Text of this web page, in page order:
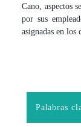
Cano, aspectos
por sus
asignadas en los
Palabras